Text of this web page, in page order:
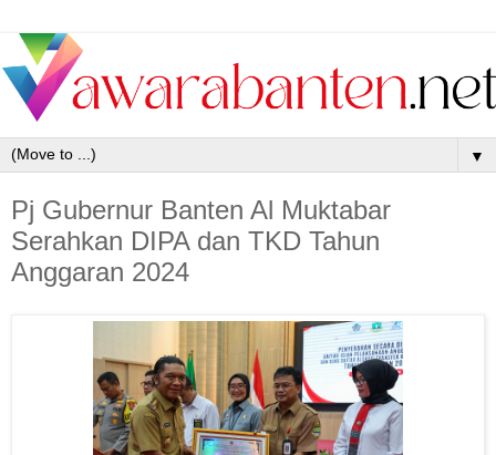
▼
Pj Gubernur Banten Al Muktabar
Serahkan DIPA dan TKD Tahun
Anggaran 2024